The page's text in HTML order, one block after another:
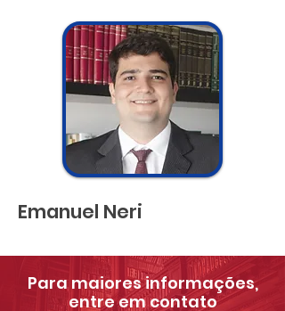
Emanuel Neri
Para maiores informações,
entre em contato